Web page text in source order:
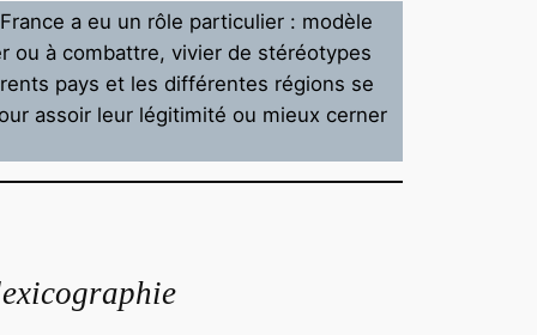
a eu un rôle particulier : modèle
ou à combattre, vivier de stéréotypes
pays et les différentes régions se
assoir leur légitimité ou mieux cerner